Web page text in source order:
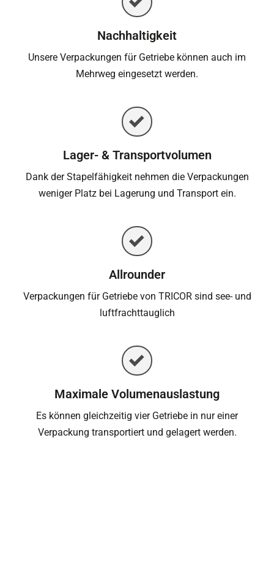
Nachhaltigkeit
Unsere Verpackungen für Getriebe können auch im
Mehrweg eingesetzt werden.
Lager- & Transportvolumen
Dank der Stapelfähigkeit nehmen die Verpackungen
weniger Platz bei Lagerung und Transport ein.
Allrounder
Verpackungen für Getriebe von TRICOR sind see- und
luftfrachttauglich
Maximale Volumenauslastung
Es können gleichzeitig vier Getriebe in nur einer
Verpackung transportiert und gelagert werden.